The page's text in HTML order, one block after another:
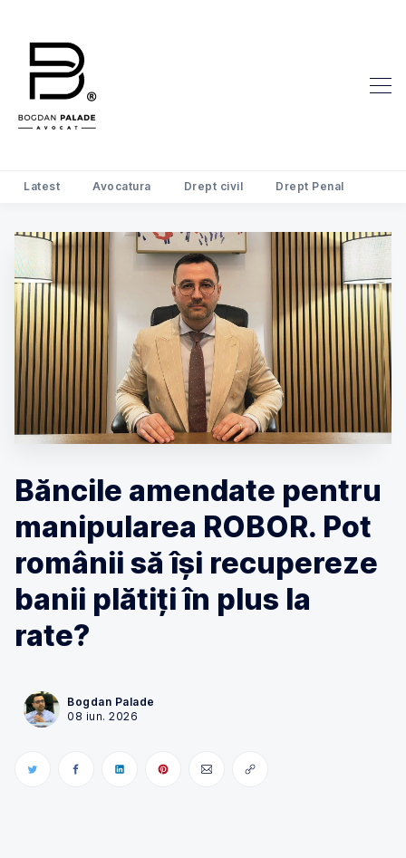
Search Avocat Bogdan Palade
Latest Avocatura Drept civil Drept Penal
Băncile amendate pentru
manipularea ROBOR. Pot
românii să își recupereze
banii plătiți în plus la
rate?
Bogdan Palade
08 iun. 2026